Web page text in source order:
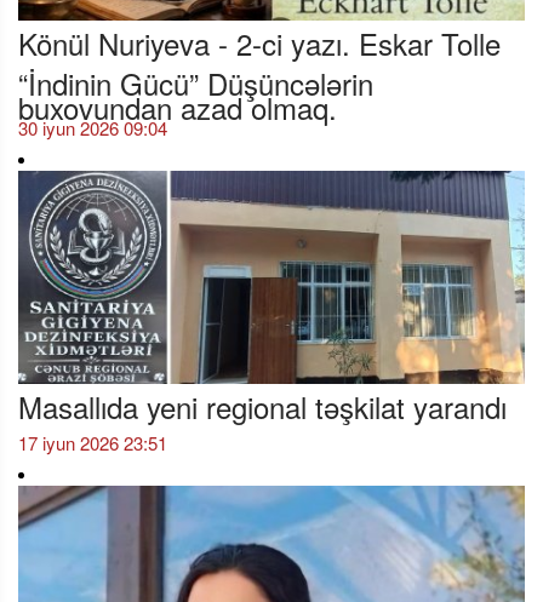
Könül Nuriyeva - 2-ci yazı. Eskar Tolle
“İndinin Gücü” Düşüncələrin
buxovundan azad olmaq.
30 iyun 2026 09:04
Masallıda yeni regional təşkilat yarandı
17 iyun 2026 23:51